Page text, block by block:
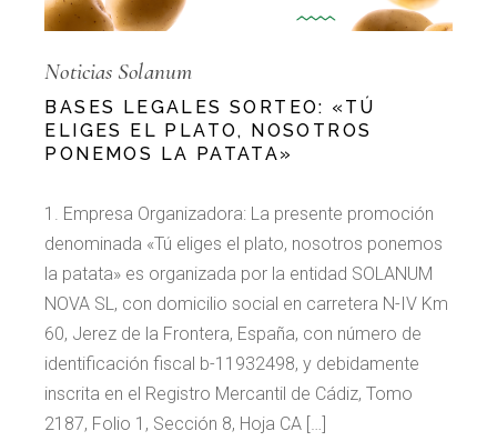
Noticias Solanum
BASES LEGALES SORTEO: «TÚ
ELIGES EL PLATO, NOSOTROS
PONEMOS LA PATATA»
1. Empresa Organizadora: La presente promoción
denominada «Tú eliges el plato, nosotros ponemos
la patata» es organizada por la entidad SOLANUM
NOVA SL, con domicilio social en carretera N-IV Km
60, Jerez de la Frontera, España, con número de
identificación fiscal b-11932498, y debidamente
inscrita en el Registro Mercantil de Cádiz, Tomo
2187, Folio 1, Sección 8, Hoja CA […]